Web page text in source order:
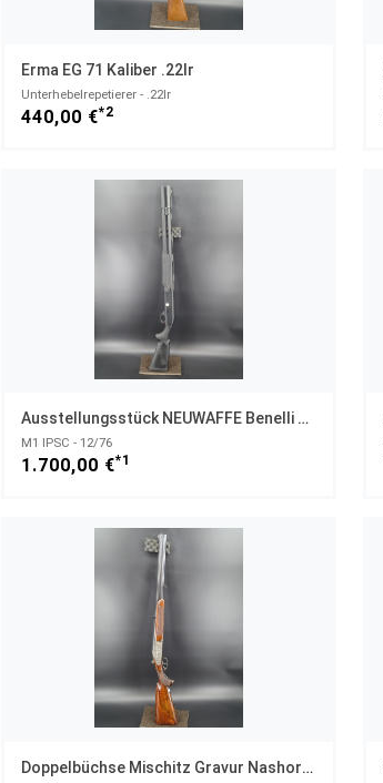
Erma EG 71 Kaliber .22lr
Unterhebelrepetierer - .22lr
440,00 €*2
Ausstellungsstück NEUWAFFE Benelli M1 IPSC Kaliber 12/76 UNGESCHOSSEN
M1 IPSC - 12/76
1.700,00 €*1
Doppelbüchse Mischitz Gravur Nashorn Wisent Gepard Kaliber 9,3x74R